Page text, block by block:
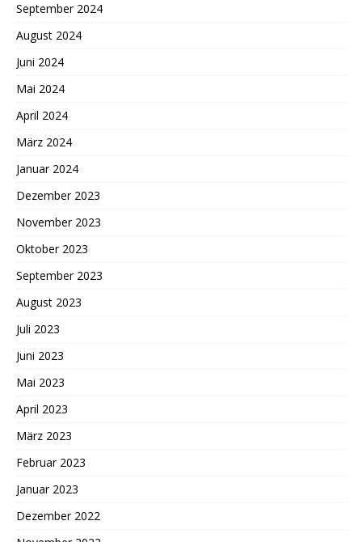
September 2024
August 2024
Juni 2024
Mai 2024
April 2024
März 2024
Januar 2024
Dezember 2023
November 2023
Oktober 2023
September 2023
August 2023
Juli 2023
Juni 2023
Mai 2023
April 2023
März 2023
Februar 2023
Januar 2023
Dezember 2022